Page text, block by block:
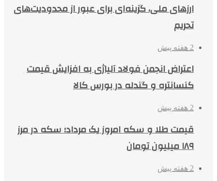
ارزهای ملی، گزینه‌ای برای عبور از محدودیت‌های
تحریم
2 هفته پیش
اعتراض انجمن فولاد آلیاژی به افزایش قیمت
کنسانتره و گندله در بورس کالا
2 هفته پیش
قیمت طلا و سکه امروز یک مرداد؛ سکه در مرز
۱۸۹ میلیون تومان
2 هفته پیش